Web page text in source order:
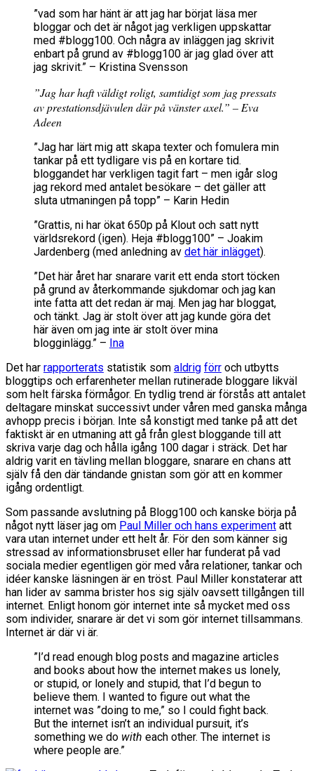
”vad som har hänt är att jag har börjat läsa mer
bloggar och det är något jag verkligen uppskattar
med #blogg100. Och några av inläggen jag skrivit
enbart på grund av #blogg100 är jag glad över att
jag skrivit.” – Kristina Svensson
”Jag har haft väldigt roligt, samtidigt som jag pressats
av prestationsdjävulen där på vänster axel.” – Eva
Adeen
”Jag har lärt mig att skapa texter och fomulera min
tankar på ett tydligare vis på en kortare tid.
bloggandet har verkligen tagit fart – men igår slog
jag rekord med antalet besökare – det gäller att
sluta utmaningen på topp” – Karin Hedin
”Grattis, ni har ökat 650p på Klout och satt nytt
världsrekord (igen). Heja #blogg100” – Joakim
Jardenberg (med anledning av det här inlägget).
”Det här året har snarare varit ett enda stort töcken
på grund av återkommande sjukdomar och jag kan
inte fatta att det redan är maj. Men jag har bloggat,
och tänkt. Jag är stolt över att jag kunde göra det
här även om jag inte är stolt över mina
blogginlägg.” – Ina
Det har rapporterats statistik som aldrig förr och utbytts
bloggtips och erfarenheter mellan rutinerade bloggare likväl
som helt färska förmågor. En tydlig trend är förstås att antalet
deltagare minskat successivt under våren med ganska många
avhopp precis i början. Inte så konstigt med tanke på att det
faktiskt är en utmaning att gå från glest bloggande till att
skriva varje dag och hålla igång 100 dagar i sträck. Det har
aldrig varit en tävling mellan bloggare, snarare en chans att
själv få den där tändande gnistan som gör att en kommer
igång ordentligt.
Som passande avslutning på Blogg100 och kanske börja på
något nytt läser jag om Paul Miller och hans experiment att
vara utan internet under ett helt år. För den som känner sig
stressad av informationsbruset eller har funderat på vad
sociala medier egentligen gör med våra relationer, tankar och
idéer kanske läsningen är en tröst. Paul Miller konstaterar att
han lider av samma brister hos sig själv oavsett tillgången till
internet. Enligt honom gör internet inte så mycket med oss
som individer, snarare är det vi som gör internet tillsammans.
Internet är där vi är.
”I’d read enough blog posts and magazine articles
and books about how the internet makes us lonely,
or stupid, or lonely and stupid, that I’d begun to
believe them. I wanted to figure out what the
internet was ”doing to me,” so I could fight back.
But the internet isn’t an individual pursuit, it’s
something we do with each other. The internet is
where people are.”